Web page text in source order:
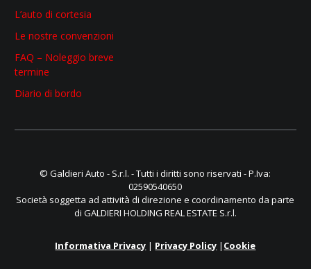
L’auto di cortesia
Le nostre convenzioni
FAQ – Noleggio breve
termine
Diario di bordo
© Galdieri Auto - S.r.l. - Tutti i diritti sono riservati - P.Iva:
02590540650
Società soggetta ad attività di direzione e coordinamento da parte
di GALDIERI HOLDING REAL ESTATE S.r.l.
Informativa Privacy | Privacy Policy | Cookie